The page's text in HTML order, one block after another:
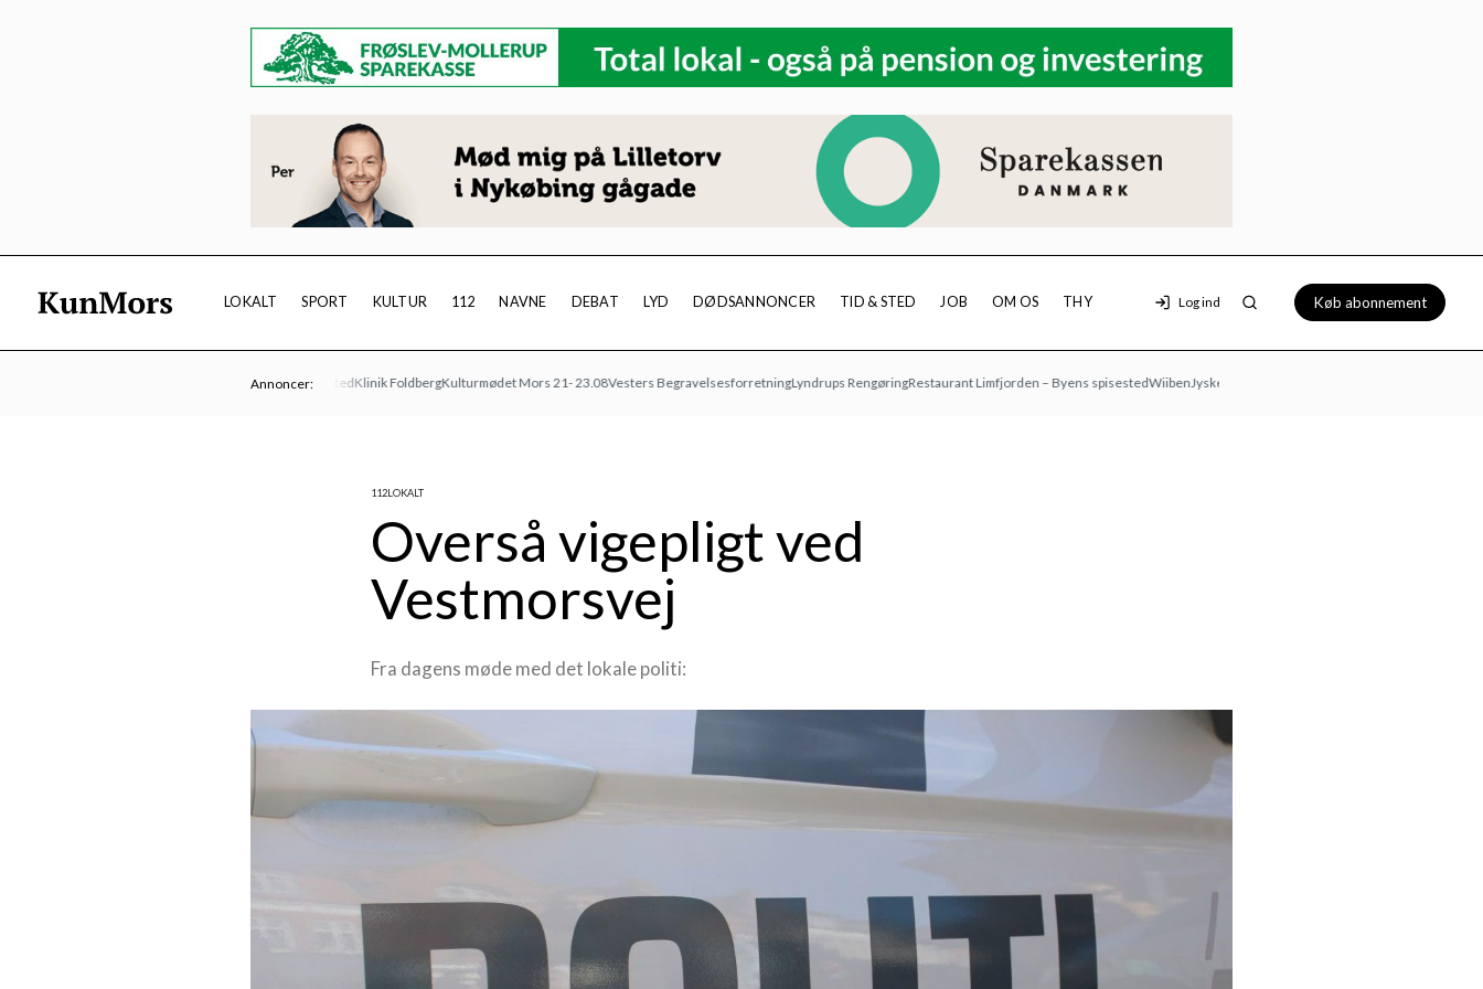
LOKALT SPORT KULTUR 112 NAVNE DEBAT LYD DØDSANNONCER TID & STED JOB OM OS THY Log ind Køb abonnement
Annoncer:
Øens Autoværksted Klinik FoldbergKulturmødet Mors 21- 23.08Vesters BegravelsesforretningLyndrups RengøringRestaurant Limfjorden – Byens spisestedWiibenJyske BankLoppemarked hos Morsø Dyrehandel: 9/8 kl.
112LOKALT
Overså vigepligt ved
Vestmorsvej
Fra dagens møde med det lokale politi: